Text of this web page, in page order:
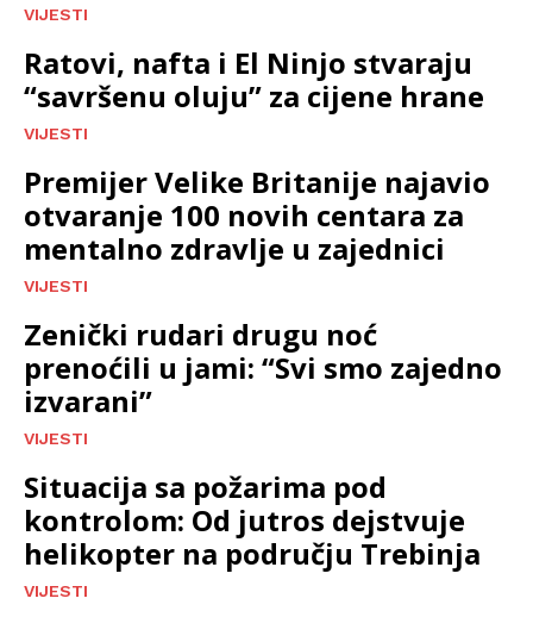
VIJESTI
Ratovi, nafta i El Ninjo stvaraju
“savršenu oluju” za cijene hrane
VIJESTI
Premijer Velike Britanije najavio
otvaranje 100 novih centara za
mentalno zdravlje u zajednici
VIJESTI
Zenički rudari drugu noć
prenoćili u jami: “Svi smo zajedno
izvarani”
VIJESTI
Situacija sa požarima pod
kontrolom: Od jutros dejstvuje
helikopter na području Trebinja
VIJESTI